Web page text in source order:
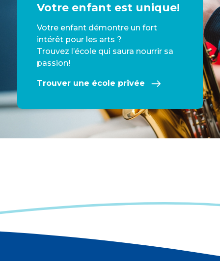
Votre enfant est unique!
Votre enfant démontre un fort
intérêt pour les arts ?
Trouvez l’école qui saura nourrir sa
passion!
Trouver une école privée